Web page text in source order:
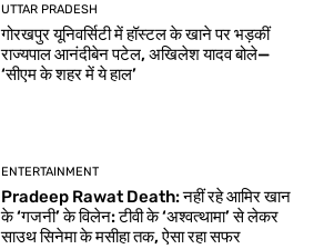
UTTAR PRADESH
गोरखपुर यूनिवर्सिटी में हॉस्टल के खाने पर भड़कीं
राज्यपाल आनंदीबेन पटेल, अखिलेश यादव बोले—
‘सीएम के शहर में ये हाल’
ENTERTAINMENT
Pradeep Rawat Death: नहीं रहे आमिर खान
के ‘गजनी’ के विलेन: टीवी के ‘अश्वत्थामा’ से लेकर
साउथ सिनेमा के मसीहा तक, ऐसा रहा सफर